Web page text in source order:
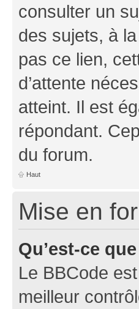
consulter un
des sujets, à
pas ce lien,
d’attente
atteint. Il est
répondant.
du forum.
Haut
Mise en
Qu’est-ce
Le BBCode
meilleur